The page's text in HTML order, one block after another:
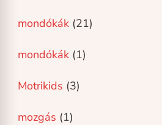
mondókák (21)
mondókák (1)
Motrikids (3)
mozgás (1)